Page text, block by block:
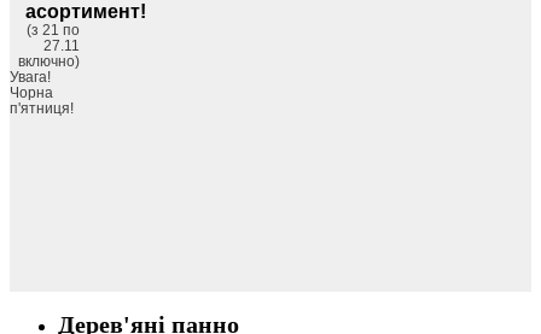
асортимент!
(з 21 по
27.11
включно)
Увага!
Чорна
п'ятниця!
Дерев'яні панно